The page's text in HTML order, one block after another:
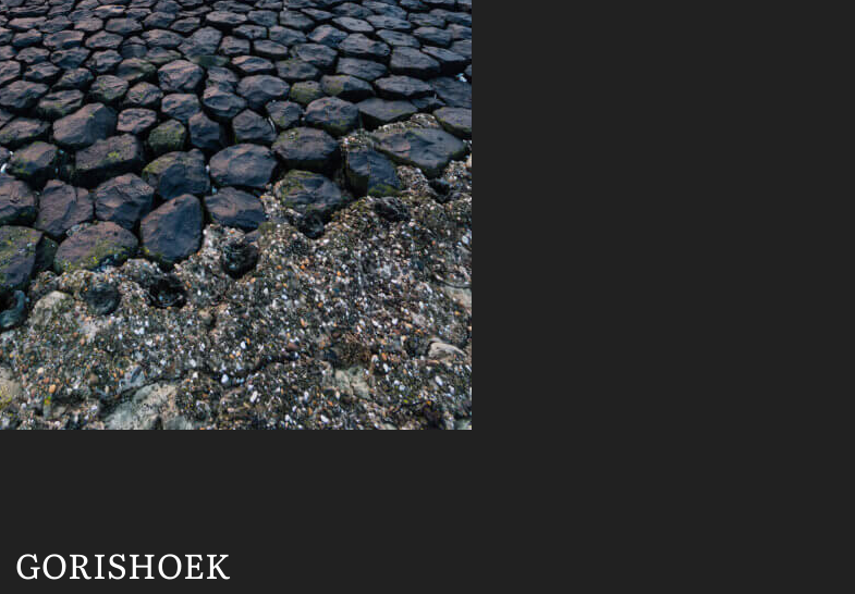
GORISHOEK